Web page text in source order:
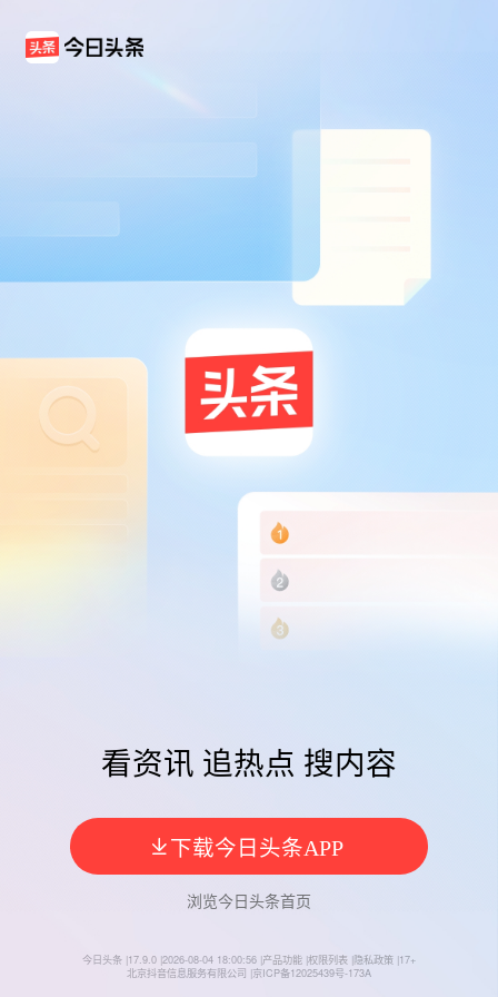
看资讯 追热点 搜内容
今日头条
浏览今日头条首页
今日头条 |17.9.0 |2026-08-04 18:00:56 |产品功能 |权限列表 |隐私政策 |17+
北京抖音信息服务有限公司 |京ICP备12025439号-173A